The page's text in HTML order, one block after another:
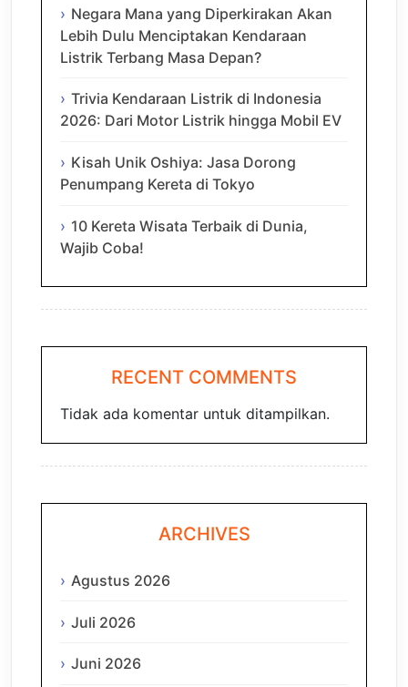
Negara Mana yang Diperkirakan Akan
Lebih Dulu Menciptakan Kendaraan
Listrik Terbang Masa Depan?
Trivia Kendaraan Listrik di Indonesia
2026: Dari Motor Listrik hingga Mobil EV
Kisah Unik Oshiya: Jasa Dorong
Penumpang Kereta di Tokyo
10 Kereta Wisata Terbaik di Dunia,
Wajib Coba!
RECENT COMMENTS
Tidak ada komentar untuk ditampilkan.
ARCHIVES
Agustus 2026
Juli 2026
Juni 2026